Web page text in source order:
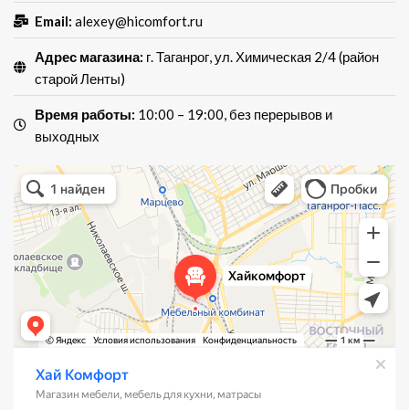
Email: alexey@hicomfort.ru
Адрес магазина: г. Таганрог, ул. Химическая 2/4 (район
старой Ленты)
Время работы: 10:00 – 19:00, без перерывов и
выходных
Хай Комфорт
Магазин мебели в Таганроге
Мебель для кухни в Таганроге